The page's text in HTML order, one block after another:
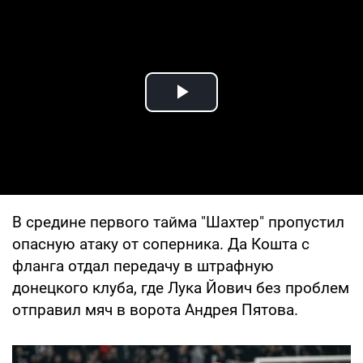
Play Video
В средине первого тайма "Шахтер" пропустил
опасную атаку от соперника. Да Кошта с
фланга отдал передачу в штрафную
донецкого клуба, где Лука Йович без проблем
отправил мяч в ворота Андрея Пятова.